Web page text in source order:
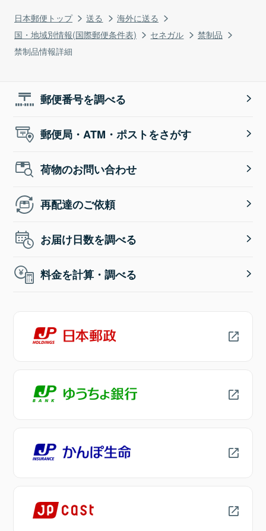
日本郵便トップ 送る
海外に送る
国・地域別情報(国際郵便条件表)
セネガル
禁制品
禁制品情報詳細
郵便番号を調べる
郵便局・ATM・ポストをさがす
荷物のお問い合わせ
再配達のご依頼
お届け日数を調べる
料金を計算・調べる